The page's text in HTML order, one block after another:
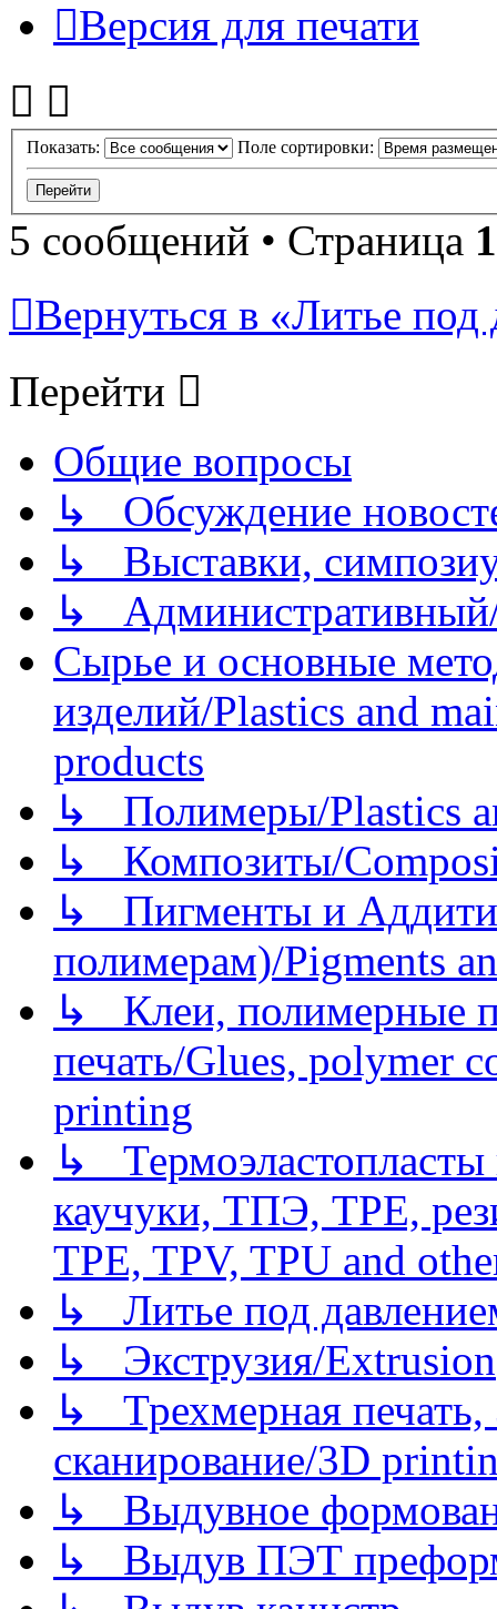
Версия для печати
Показать: Поле сортировки:
5 сообщений • Страница 1
Вернуться в «Литье
Перейти
Общие вопросы
↳ Обсуждение
↳ Выставки,
↳
Сырье и основные
изделий/Plastics and
products
↳ Полимеры/Plastics
↳ Композиты/
↳ Пигменты и
полимерам)/Pigments
↳ Клеи, полимерные
печать/Glues, polymer
printing
↳
каучуки, ТПЭ, TPE,
TPE, TPV, TPU and
↳ Литье под
↳ Экструзия/Extrusion
↳ Трехмерная
сканирование/3D
↳ Выдувное
↳ Выдув ПЭТ